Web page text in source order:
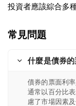
常見問題
什麼是債券
債券的票面利
通常以百分比
慮了市場因素